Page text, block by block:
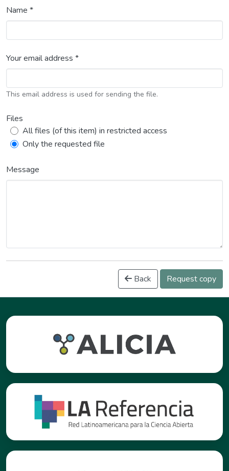
Name *
Your email address *
This email address is used for sending the file.
Files
All files (of this item) in restricted access
Only the requested file
Message
Back Request copy